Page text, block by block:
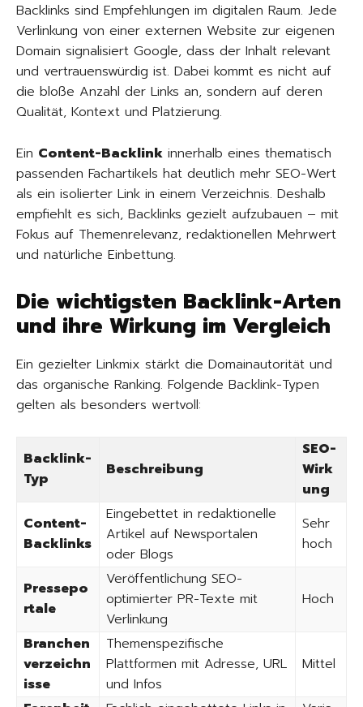
Backlinks sind Empfehlungen im digitalen Raum. Jede
Verlinkung von einer externen Website zur eigenen
Domain signalisiert Google, dass der Inhalt relevant
und vertrauenswürdig ist. Dabei kommt es nicht auf
die bloße Anzahl der Links an, sondern auf deren
Qualität, Kontext und Platzierung.
Ein Content-Backlink innerhalb eines thematisch
passenden Fachartikels hat deutlich mehr SEO-Wert
als ein isolierter Link in einem Verzeichnis. Deshalb
empfiehlt es sich, Backlinks gezielt aufzubauen – mit
Fokus auf Themenrelevanz, redaktionellen Mehrwert
und natürliche Einbettung.
Die wichtigsten Backlink-Arten
und ihre Wirkung im Vergleich
Ein gezielter Linkmix stärkt die Domainautorität und
das organische Ranking. Folgende Backlink-Typen
gelten als besonders wertvoll:
Backlink-
Typ
Beschreibung
SEO-
Wirk
ung
Content-
Backlinks
Eingebettet in redaktionelle
Artikel auf Newsportalen
oder Blogs
Sehr
hoch
Pressepo
rtale
Veröffentlichung SEO-
optimierter PR-Texte mit
Verlinkung
Hoch
Branchen
verzeichn
isse
Themenspezifische
Plattformen mit Adresse, URL
und Infos
Mittel